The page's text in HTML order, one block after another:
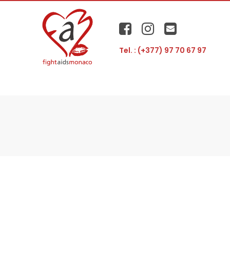
Tel. : (+377) 97 70 67 97